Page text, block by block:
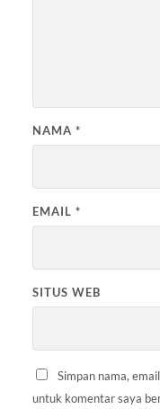
NAMA *
EMAIL *
SITUS WEB
Simpan nama,
untuk komentar saya